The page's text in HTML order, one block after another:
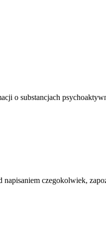
o substancjach
czegokolwiek,